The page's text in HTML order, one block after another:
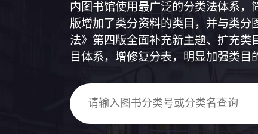
内图书馆使用最广泛的分类法体系
版增加了类分资料的类目，并与类分
法》第四版全面补充新主题、扩充
目体系，增修复分表，明显加强类目